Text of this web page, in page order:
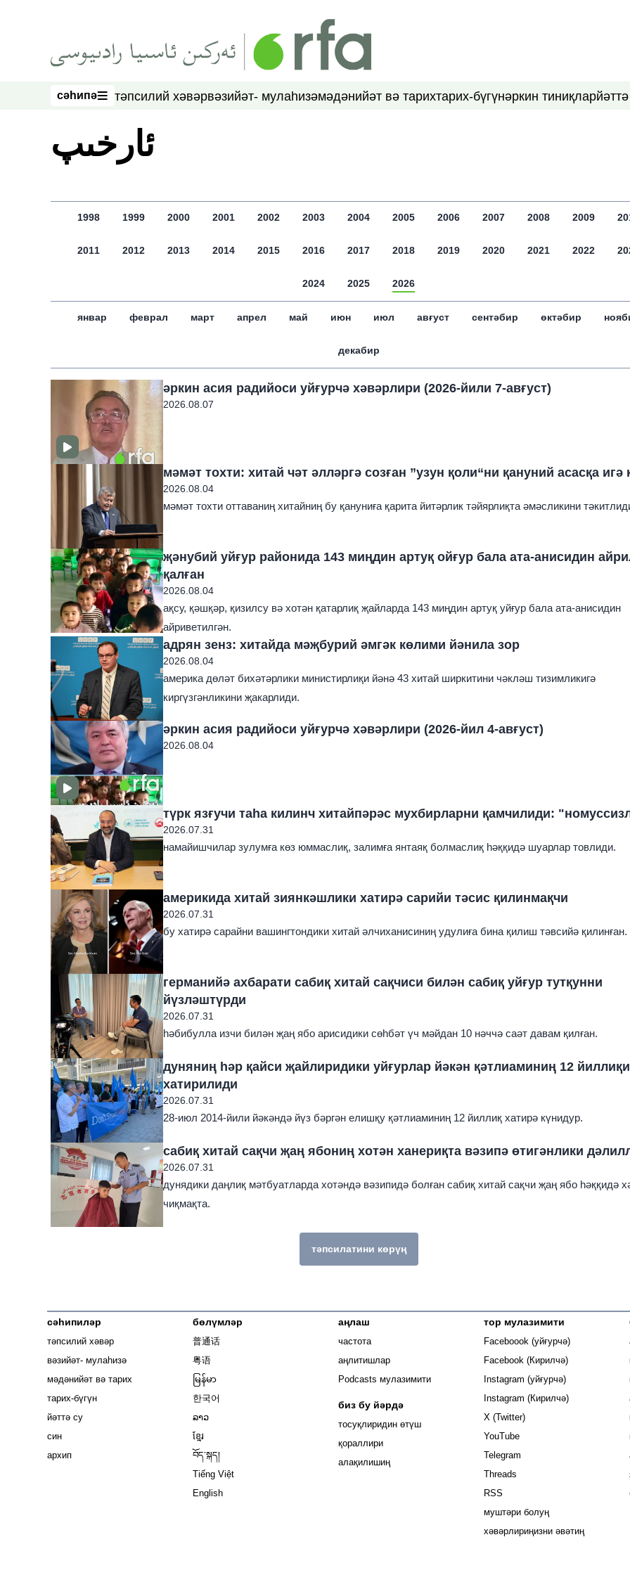
сәһипә тәпсилий хәвәрвәзийәт- мулаһизәмәдәнийәт вә тарихтарих-бүгүнәркин тиниқлар
ﺋﺎﺭﺧﯩﭗ
1998 1999 2000 2001 2002 2003 2004 2005 2006 2007 2008 2009
2011 2012 2013 2014 2015 2016 2017 2018 2019 2020 2021 2022
2024 2025 2026
январ феврал март апрел май июн июл авғуст сентәбир өктәбир
декабир
әркин асия радийоси уйғурчә хәвәрлири (2026-йили 7-авғуст)
2026.08.07
мәмәт тохти: хитай чәт әлләргә созған ”узун қоли“ни қануний асасқа игә
2026.08.04
мәмәт тохти оттаваниң хитайниң бу қануниға қарита йитәрлик тәйярлиқта әмәсликини
җәнубий уйғур районида 143 миңдин артуқ ойғур бала ата-анисидин
қалған
2026.08.04
ақсу, қәшқәр, қизилсу вә хотән қатарлиқ җайларда 143 миңдин артуқ уйғур бала ата-анисидин
айриветилгән.
адрян зенз: хитайда мәҗбурий әмгәк көлими йәнила зор
2026.08.04
америка дөләт бихәтәрлики министирлиқи йәнә 43 хитай ширкитини чәкләш тизимликигә
киргүзгәнликини җакарлиди.
әркин асия радийоси уйғурчә хәвәрлири (2026-йил 4-авғуст)
2026.08.04
түрк язғучи таһа килинч хитайпәрәс мухбирларни қамчилиди:
2026.07.31
намайишчилар зулумға көз юммаслиқ, залимға янтаяқ болмаслиқ һәққидә шуарлар товлиди.
америкида хитай зиянкәшлики хатирә сарийи тәсис қилинмақчи
2026.07.31
бу хатирә сарайни вашингтондики хитай әлчиханисиниң удулиға бина қилиш тәвсийә қилинған.
германийә ахбарати сабиқ хитай сақчиси билән сабиқ уйғур тутқунни
йүзләштүрди
2026.07.31
һәбибулла изчи билән җаң ябо арисидики сөһбәт үч мәйдан 10 нәччә саәт давам қилған.
дуняниң һәр қайси җайлиридики уйғурлар йәкән қәтлиаминиң 12
хатирилиди
2026.07.31
28-июл 2014-йили йәкәндә йүз бәргән елишқу қәтлиаминиң 12 йиллиқ хатирә күнидур.
сабиқ хитай сақчи җаң ябониң хотән ханериқта вәзипә өтигәнлики
2026.07.31
дунядики даңлиқ мәтбуатларда хотәндә вәзипидә болған сабиқ хитай сақчи җаң ябо һәққидә
чиқмақта.
бу темиға мунасивәтлик техиму көп һекайиләрни көрүң
тәпсилатини көрүң
сәһипиләр
тәпсилий хәвәр
вәзийәт- мулаһизә
мәдәнийәт вә тарих
тарих-бүгүн
йәттә су
син
архип
бөлүмләр
普通话
粤语
မြန်မာ
한국어
ລາວ
ខ្មែរ
བོད་སྐད།
Tiếng Việt
English
аңлаш
частота
аңлитишлар
Podcasts мулазимити
биз бу йәрдә
тосуқлиридин өтүш
қораллири
алақилишиң
тор мулазимити
Faceboook (уйғурчә) Opens in new
Facebook (Кирилчә)
Instagram (уйғурчә)
Instagram (Кирилчә)
X (Twitter)
YouTube
Telegram
Threads
RSS
муштәри болуң
хәвәрлириңизни әвәтиң